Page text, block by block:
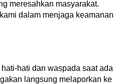
meresahkan masyarakat.
dalam menjaga keamanan
hati dan waspada saat ada
langsung melaporkan ke